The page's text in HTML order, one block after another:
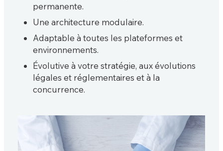
permanente.
Une architecture modulaire.
Adaptable à toutes les plateformes et
environnements.
Évolutive à votre stratégie, aux évolutions
légales et réglementaires et à la
concurrence.